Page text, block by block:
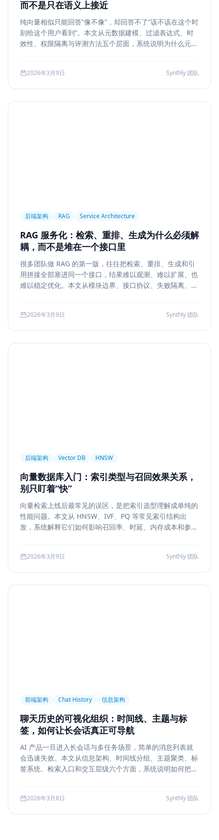
而不是只在语义上接近
纯向量相似只能回答“像不像”，却回答不了“该不该在这个时
刻给这个用户看到”。本文从元数据建模、过滤表达式、时
效性、权限隔离与评测方法五个层面，系统说明为什么元数
2026年3月9日 Synthly 团队
后端架构 RAG Service Architecture
RAG 服务化：检索、重排、生成为什么必须解
耦，而不是堆在一个接口里
很多团队做 RAG 的第一版，往往把检索、重排、生成和引
用拼接全部塞进同一个接口，结果难以观测、难以扩展、也
难以稳定优化。本文从模块边界、接口协议、失败隔离、缓
2026年3月9日 Synthly 团队
后端架构 Vector DB HNSW
向量数据库入门：索引类型与召回效果关系，
别只盯着“快”
向量检索上线后最常见的误区，是把索引选型理解成单纯的
性能问题。本文从 HNSW、IVF、PQ 等常见索引结构出
发，系统解释它们如何影响召回率、时延、内存成本和参数
2026年3月9日 Synthly 团队
前端架构 Chat History 信息架构
聊天历史的可视化组织：时间线、主题与标
签，如何让长会话真正可导航
AI 产品一旦进入长会话与多任务场景，简单的消息列表就
会迅速失效。本文从信息架构、时间线分组、主题聚类、标
签系统、检索入口和交互层级六个方面，系统说明如何把聊
2026年3月8日 Synthly 团队